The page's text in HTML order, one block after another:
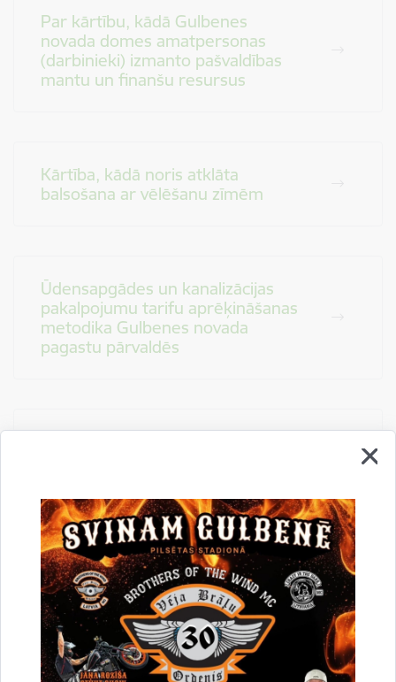
Par kārtību, kādā Gulbenes
novada domes amatpersonas
(darbinieki) izmanto pašvaldības
mantu un finanšu resursus
Kārtība, kādā noris atklāta
balsošana ar vēlēšanu zīmēm
Ūdensapgādes un kanalizācijas
pakalpojumu tarifu aprēķināšanas
metodika Gulbenes novada
pagastu pārvaldēs
Kārtība, kādā tiek iznomātas
medību tiesības Gulbenes novada
pašvaldības īpašumā un tiesiskajā
valdījumā esošajās zemes vienībās